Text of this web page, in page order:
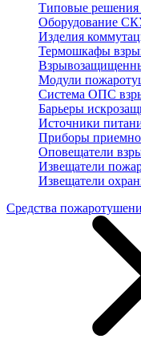
Типовые решения
Оборудование
Изделия
Термошкафы
Модули
Система ОПС
Барьеры
Источники
Приборы
Оповещатели
Извещатели
Извещатели
Средства